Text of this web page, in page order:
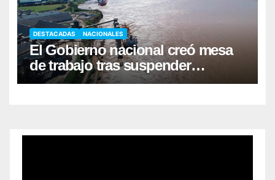
DESTACADAS NACIONALES
El Gobierno nacional creó mesa
de trabajo tras suspender
desregulación del practicaje